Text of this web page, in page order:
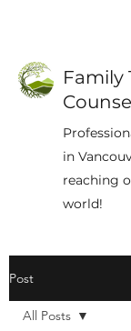
Family
in
reaching
world!
Post
All Posts